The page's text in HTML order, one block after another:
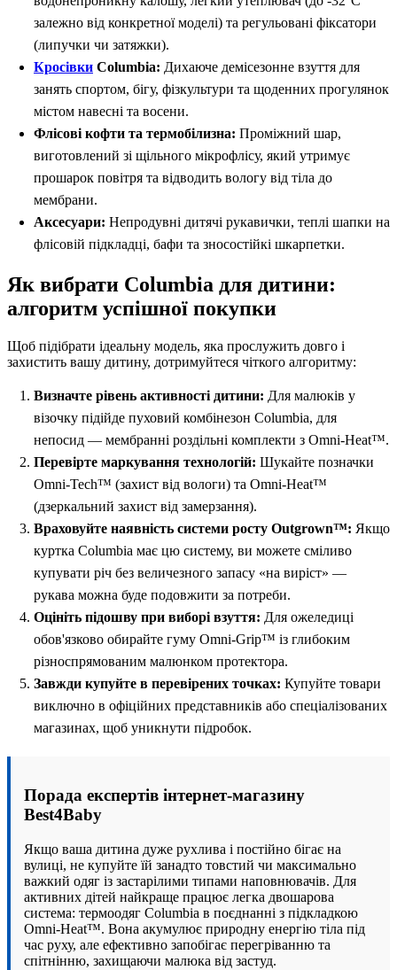
залежно від конкретної моделі) та регульовані фіксатори
(липучки чи затяжки).
Кросівки Columbia: Дихаюче демісезонне взуття для
занять спортом, бігу, фізкультури та щоденних прогулянок
містом навесні та восени.
Флісові кофти та термобілизна: Проміжний шар,
виготовлений зі щільного мікрофлісу, який утримує
прошарок повітря та відводить вологу від тіла до
мембрани.
Аксесуари: Непродувні дитячі рукавички, теплі шапки на
флісовій підкладці, бафи та зносостійкі шкарпетки.
Як вибрати Columbia для дитини:
алгоритм успішної покупки
Щоб підібрати ідеальну модель, яка прослужить довго і
захистить вашу дитину, дотримуйтеся чіткого алгоритму:
Визначте рівень активності дитини: Для малюків у
візочку підійде пуховий комбінезон Columbia, для
непосид — мембранні роздільні комплекти з Omni-Heat™.
Перевірте маркування технологій: Шукайте позначки
Omni-Tech™ (захист від вологи) та Omni-Heat™
(дзеркальний захист від замерзання).
Враховуйте наявність системи росту Outgrown™: Якщо
куртка Columbia має цю систему, ви можете сміливо
купувати річ без величезного запасу «на виріст» —
рукава можна буде подовжити за потреби.
Оцініть підошву при виборі взуття: Для ожеледиці
обов'язково обирайте гуму Omni-Grip™ із глибоким
різноспрямованим малюнком протектора.
Завжди купуйте в перевірених точках: Купуйте товари
виключно в офіційних представників або спеціалізованих
магазинах, щоб уникнути підробок.
Порада експертів інтернет-магазину
Best4Baby
Якщо ваша дитина дуже рухлива і постійно бігає на
вулиці, не купуйте їй занадто товстий чи максимально
важкий одяг із застарілими типами наповнювачів. Для
активних дітей найкраще працює легка двошарова
система: термоодяг Columbia в поєднанні з підкладкою
Omni-Heat™. Вона акумулює природну енергію тіла під
час руху, але ефективно запобігає перегріванню та
спітнінню, захищаючи малюка від застуд.